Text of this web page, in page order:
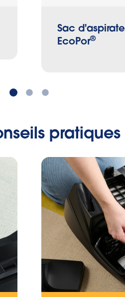
Sac
EcoPor®
pratiques